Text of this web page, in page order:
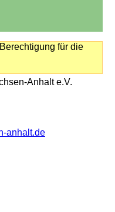
für die
Anhalt e.V.
anhalt.de